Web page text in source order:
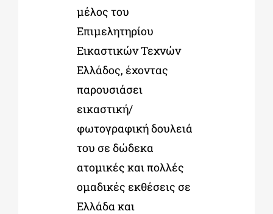
µέλος του
Επιµελητηρίου
Εικαστικών Τεχνών
Ελλάδος, έχοντας
παρουσιάσει
εικαστική/
φωτογραφική δουλειά
του σε δώδεκα
ατοµικές και πολλές
οµαδικές εκθέσεις σε
Ελλάδα και